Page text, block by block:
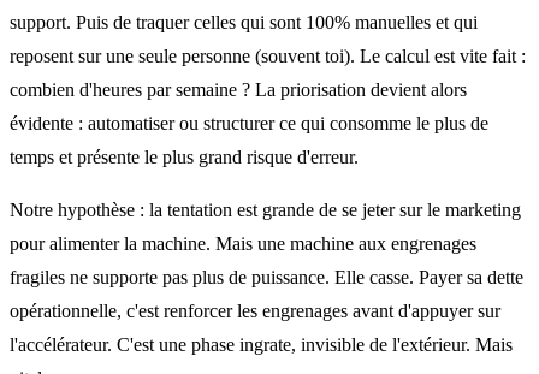
support. Puis de traquer celles qui sont 100% manuelles et qui
reposent sur une seule personne (souvent toi). Le calcul est vite fait :
combien d'heures par semaine ? La priorisation devient alors
évidente : automatiser ou structurer ce qui consomme le plus de
temps et présente le plus grand risque d'erreur.
Notre hypothèse : la tentation est grande de se jeter sur le marketing
pour alimenter la machine. Mais une machine aux engrenages
fragiles ne supporte pas plus de puissance. Elle casse. Payer sa dette
opérationnelle, c'est renforcer les engrenages avant d'appuyer sur
l'accélérateur. C'est une phase ingrate, invisible de l'extérieur. Mais